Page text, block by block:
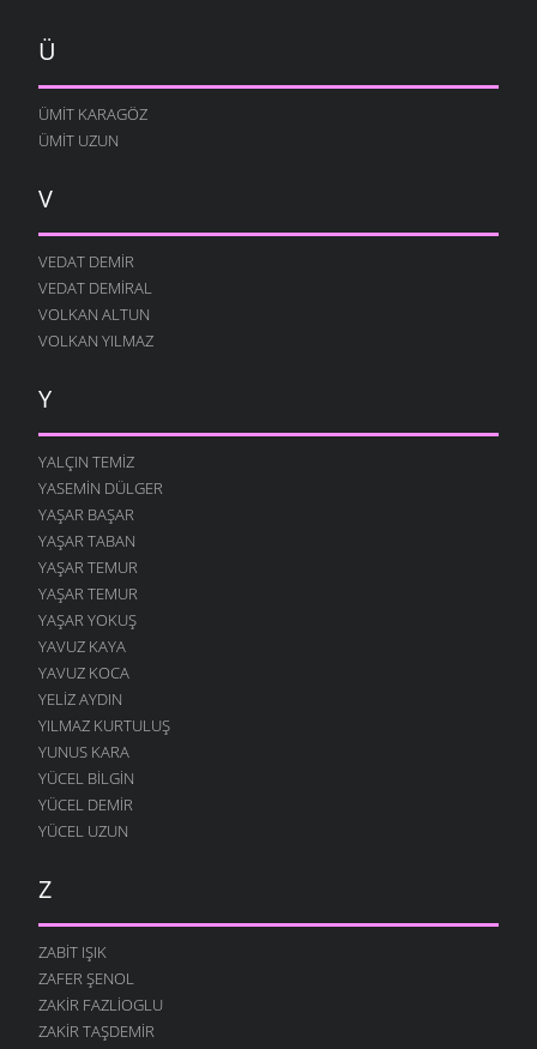
Ü
ÜMIT KARAGÖZ
ÜMIT UZUN
V
VEDAT DEMIR
VEDAT DEMIRAL
VOLKAN ALTUN
VOLKAN YILMAZ
Y
YALÇIN TEMIZ
YASEMIN DÜLGER
YAŞAR BAŞAR
YAŞAR TABAN
YAŞAR TEMUR
YAŞAR TEMUR
YAŞAR YOKUŞ
YAVUZ KAYA
YAVUZ KOCA
YELIZ AYDIN
YILMAZ KURTULUŞ
YUNUS KARA
YÜCEL BILGIN
YÜCEL DEMIR
YÜCEL UZUN
Z
ZABIT IŞIK
ZAFER ŞENOL
ZAKIR FAZLIOGLU
ZAKIR TAŞDEMIR